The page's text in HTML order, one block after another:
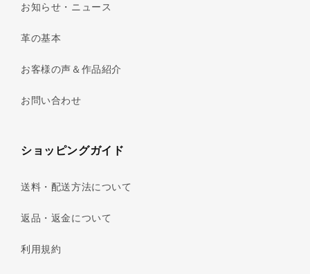
お知らせ・ニュース
革の基本
お客様の声＆作品紹介
お問い合わせ
ショッピングガイド
送料・配送方法について
返品・返金について
利用規約